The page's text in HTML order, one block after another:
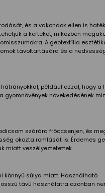
és a vakondok ellen is
a kerteket, miközben
A geotextília
távoltartására és a
például azzal, hogy a
gyomnövények növekedésének
szárára fröccsenjen, és
okozta romlását is. Érdemes
miatt veszélyeztetettek.
könnyű súlya miatt. Használható
távú használatra azonban